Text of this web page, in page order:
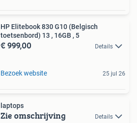
HP Elitebook 830 G10 (Belgisch
toetsenbord) 13 , 16GB , 5
€ 999,00 Details
Bezoek website 25 jul 26
laptops
Zie omschrijving Details